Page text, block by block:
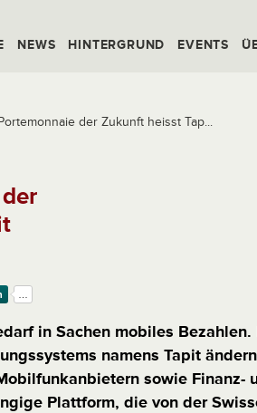
NEWS HINTERGRUND EVENTS
der Zukunft heisst Tap...
in Sachen mobiles
namens Tapit
sowie Finanz-
Plattform, die von der